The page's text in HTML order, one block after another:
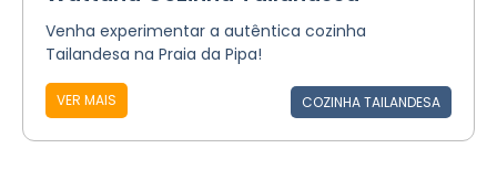
Venha experimentar a autêntica cozinha
Tailandesa na Praia da Pipa!
VER MAIS COZINHA TAILANDESA